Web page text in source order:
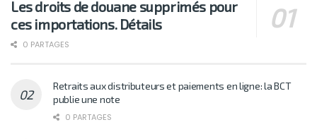
Les droits de douane supprimés pour
ces importations. Détails
0 PARTAGES
Retraits aux distributeurs et paiements en ligne: la BCT
publie une note
0 PARTAGES